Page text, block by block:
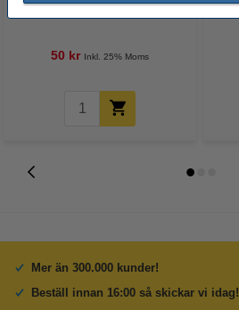
50 kr Inkl. 25% Moms
Mer än 300.000 kunder!
Beställ innan 16:00 så skickar vi idag!